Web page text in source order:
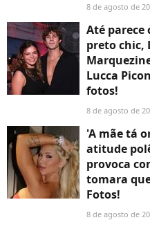
8 de agosto de
Até parece
preto chic,
Lucca
fotos!
8 de agosto de
'A mãe tá
atitude
provoca
tomara
Fotos!
8 de agosto de